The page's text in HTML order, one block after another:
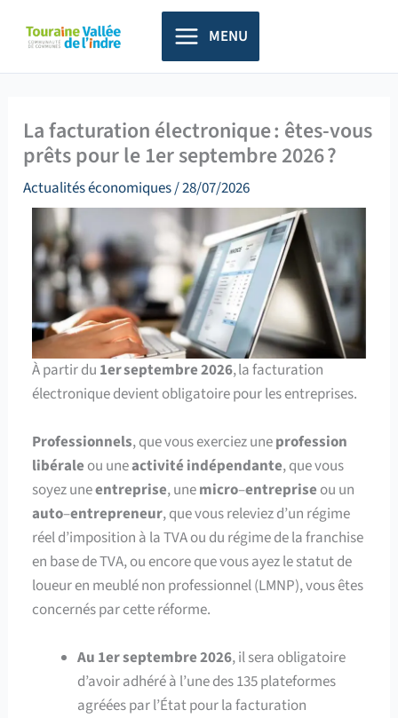
principal
MENU
La facturation électronique : êtes-vous
prêts pour le 1er septembre 2026 ?
Actualités économiques/28/07/2026
À partir du 1erseptembre 2026, la facturation
électronique devient obligatoire pour les entreprises.
Professionnels, que vous exerciez uneprofession
libérale ou uneactivité indépendante, que vous
soyez uneentreprise, unemicro–entreprise ou un
auto–entrepreneur, que vous releviez d’un régime
réel d’imposition à la TVA ou du régime de la franchise
en base de TVA, ou encore que vous ayez le statut de
loueur en meublé non professionnel (LMNP), vous êtes
concernés par cette réforme.
Au 1er septembre 2026, il sera obligatoire
d’avoir adhéré à l’une des 135 plateformes
agréées par l’État pour la facturation